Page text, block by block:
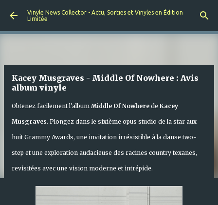
Accéder au contenu principal
Vinyle News Collector - Actu, Sorties et Vinyles en Édition
Limitée
Kacey Musgraves - Middle Of Nowhere : Avis
album vinyle
Obtenez facilement l'album Middle Of Nowhere de Kacey
Musgraves. Plongez dans le sixième opus studio de la star aux
huit Grammy Awards, une invitation irrésistible à la danse two-
step et une exploration audacieuse des racines country texanes,
revisitées avec une vision moderne et intrépide.